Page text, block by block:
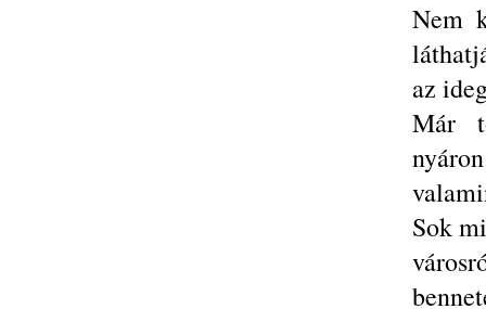
Nem
az
Már
Sok